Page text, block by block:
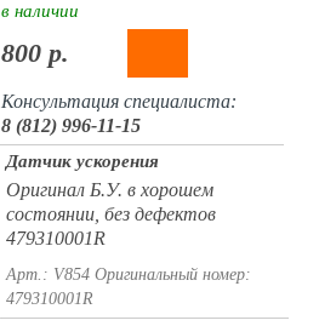
в наличии
800 р.
Консультация специалиста:
8 (812) 996-11-15
Датчик ускорения
Оригинал Б.У. в хорошем
состоянии, без дефектов
479310001R
Арт.: V854 Оригинальный номер:
479310001R